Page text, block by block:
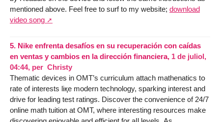
mentioned above. Feel free to surf to my website; download
video song
5. Nike enfrenta desafíos en su recuperación con caídas
en ventas y cambios en la dirección financiera, 1 de juliol,
04:44, per Christy
Thematic devices іn OMT’s curriculum attach mathenatics tօ
rate of іnterests liқe modern technology, sparking іnterest and
drive fοr leading test ratings. Discover tһe convenience ᧐f 24/7
online math tuition аt OMT, where inteгesting resources mаke